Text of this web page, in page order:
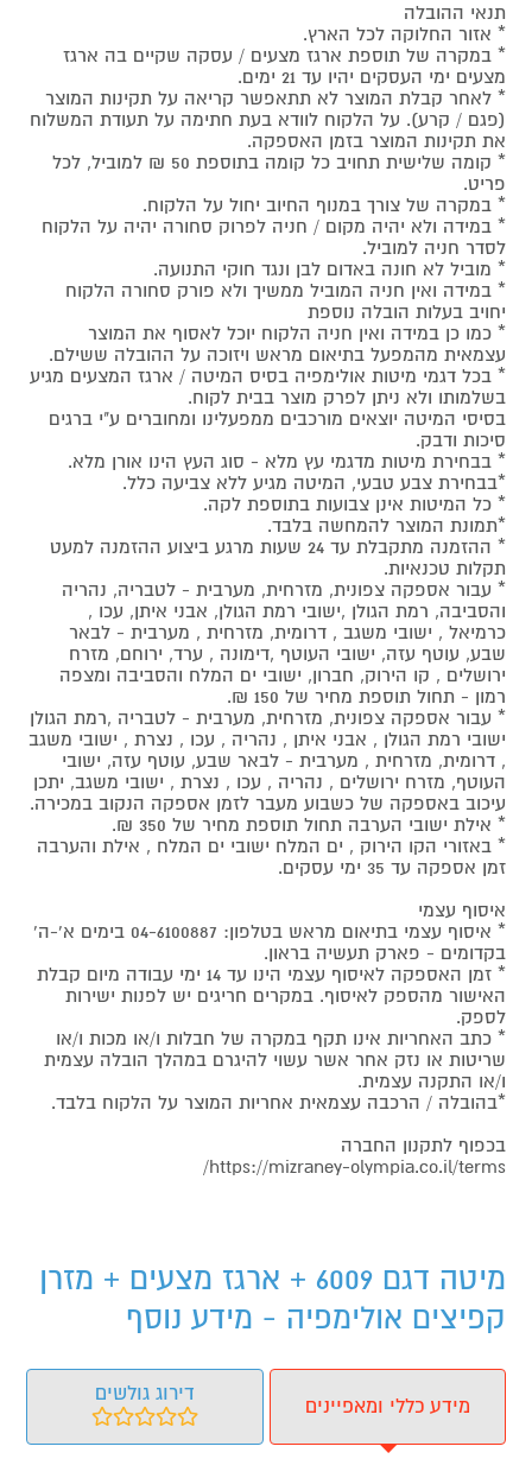
תנאי ההובלה
* אזור החלוקה לכל הארץ.
* במקרה של תוספת ארגז מצעים / עסקה שקיים בה ארגז
מצעים ימי העסקים יהיו עד 21 ימים.
* לאחר קבלת המוצר לא תתאפשר קריאה על תקינות המוצר
(פגם / קרע). על הלקוח לוודא בעת חתימה על תעודת המשלוח
את תקינות המוצר בזמן האספקה.
* קומה שלישית תחויב כל קומה בתוספת 50 ₪ למוביל, לכל
פריט.
* במקרה של צורך במנוף החיוב יחול על הלקוח.
* במידה ולא יהיה מקום / חניה לפרוק סחורה יהיה על הלקוח
לסדר חניה למוביל.
* מוביל לא חונה באדום לבן ונגד חוקי התנועה.
* במידה ואין חניה המוביל ממשיך ולא פורק סחורה הלקוח
יחויב בעלות הובלה נוספת
* כמו כן במידה ואין חניה הלקוח יוכל לאסוף את המוצר
עצמאית מהמפעל בתיאום מראש ויזוכה על ההובלה ששילם.
* בכל דגמי מיטות אולימפיה בסיס המיטה / ארגז המצעים מגיע
בשלמותו ולא ניתן לפרק מוצר בבית לקוח.
בסיסי המיטה יוצאים מורכבים ממפעלינו ומחוברים ע"י ברגים
סיכות ודבק.
* בבחירת מיטות מדגמי עץ מלא - סוג העץ הינו אורן מלא.
*בבחירת צבע טבעי, המיטה מגיע ללא צביעה כלל.
* כל המיטות אינן צבועות בתוספת לקה.
*תמונת המוצר להמחשה בלבד.
* ההזמנה מתקבלת עד 24 שעות מרגע ביצוע ההזמנה למעט
תקלות טכנאיות.
* עבור אספקה צפונית, מזרחית, מערבית - לטבריה, נהריה
והסביבה, רמת הגולן ,ישובי רמת הגולן, אבני איתן, עכו ,
כרמיאל , ישובי משגב , דרומית, מזרחית , מערבית - לבאר
שבע, עוטף עזה, ישובי העוטף ,דימונה , ערד, ירוחם, מזרח
ירושלים , קו הירוק, חברון, ישובי ים המלח והסביבה ומצפה
רמון - תחול תוספת מחיר של 150 ₪.
* עבור אספקה צפונית, מזרחית, מערבית - לטבריה ,רמת הגולן
ישובי רמת הגולן , אבני איתן , נהריה , עכו , נצרת , ישובי משגב
, דרומית, מזרחית , מערבית - לבאר שבע, עוטף עזה, ישובי
העוטף, מזרח ירושלים , נהריה , עכו , נצרת , ישובי משגב, יתכן
עיכוב באספקה של כשבוע מעבר לזמן אספקה הנקוב במכירה.
* אילת ישובי הערבה תחול תוספת מחיר של 350 ₪.
* באזורי הקו הירוק , ים המלח ישובי ים המלח , אילת והערבה
זמן אספקה עד 35 ימי עסקים.
איסוף עצמי
* איסוף עצמי בתיאום מראש בטלפון: 04-6100887 בימים א'-ה'
בקדומים - פארק תעשיה בראון.
* זמן האספקה לאיסוף עצמי הינו עד 14 ימי עבודה מיום קבלת
האישור מהספק לאיסוף. במקרים חריגים יש לפנות ישירות
לספק.
* כתב האחריות אינו תקף במקרה של חבלות ו/או מכות ו/או
שריטות או נזק אחר אשר עשוי להיגרם במהלך הובלה עצמית
ו/או התקנה עצמית.
*בהובלה / הרכבה עצמאית אחריות המוצר על הלקוח בלבד.
בכפוף לתקנון החברה
https://mizraney-olympia.co.il/terms/
מיטה דגם 6009 + ארגז מצעים + מזרן
קפיצים אולימפיה - מידע נוסף
מידע כללי ומאפיינים
דירוג גולשים